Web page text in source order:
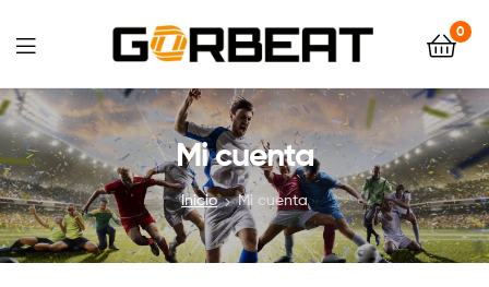
Gorbeat
Sports
0
Mi cuenta
Inicio Mi cuenta
Sports